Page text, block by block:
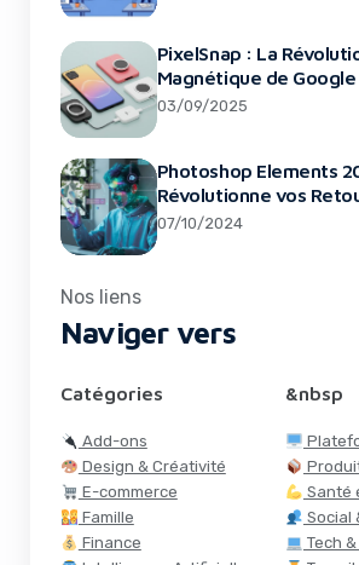
PixelSnap : La
Magnétique de Google
03/09/2025
Photoshop Elements
Révolutionne vos
07/10/2024
Nos liens
Naviger vers
Catégories
Add-ons
Design & Créativité
E-commerce
Famille
Finance
&nbsp
Santé
Social
Tech